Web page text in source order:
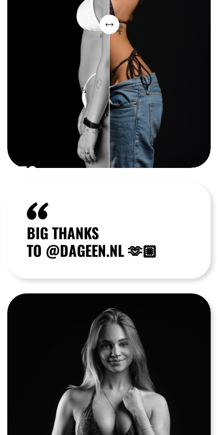
KES
BIG THANKS
TO @DAGEEN.NL 🫶🏼